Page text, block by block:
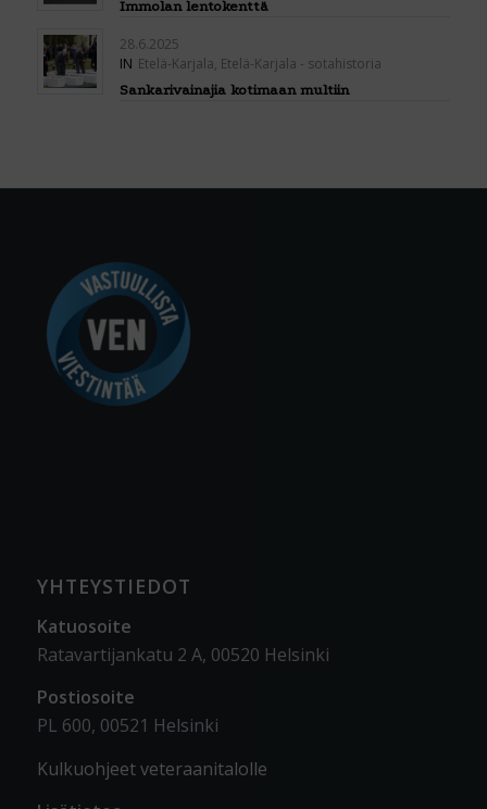
Immolan lentokenttä
28.6.2025
IN Etelä-Karjala, Etelä-Karjala - sotahistoria
Sankarivainajia kotimaan multiin
YHTEYSTIEDOT
Katuosoite
Ratavartijankatu 2 A, 00520 Helsinki
Postiosoite
PL 600, 00521 Helsinki
Kulkuohjeet veteraanitalolle